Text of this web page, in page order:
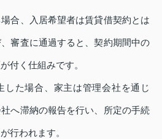
合、入居希望者は賃貸借契約とは
審査に通過すると、契約期間中の
付く仕組みです。
した場合、家主は管理会社を通じ
へ滞納の報告を行い、所定の手続
行われます。